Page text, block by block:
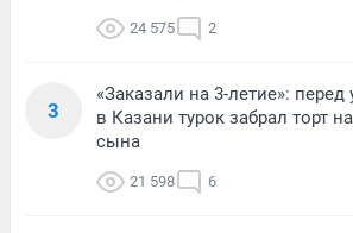
24 575 2
3
«Заказали на 3-летие»:
в Казани турок забрал торт
сына
21 598 6